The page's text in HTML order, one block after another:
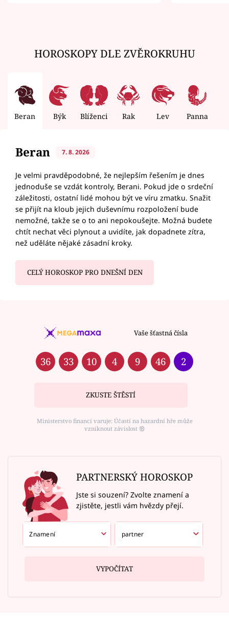
HOROSKOPY DLE ZVĚROKRUHU
Beran Býk Blíženci Rak Lev Panna
Beran 7. 8. 2026
Je velmi pravděpodobné, že nejlepším řešením je dnes
jednoduše se vzdát kontroly, Berani. Pokud jde o srdeční
záležitosti, ostatní lidé mohou být ve víru zmatku. Snažit
se přijít na kloub jejich duševnímu rozpoložení bude
nemožné, takže se o to ani nepokoušejte. Možná budete
chtít nechat věci plynout a uvidíte, jak dopadnete zítra,
než uděláte nějaké zásadní kroky.
CELÝ HOROSKOP PRO DNEŠNÍ DEN
Vaše šťastná čísla
36 33 10 4 9 46 2
ZKUSTE ŠTĚSTÍ
Ministerstvo financí varuje: Účastí na hazardní hře může
vzniknout závislost ⑱
PARTNERSKÝ HOROSKOP
Jste si souzení? Zvolte znamení a
zjistěte, jestli vám hvězdy přejí.
VYPOČÍTAT